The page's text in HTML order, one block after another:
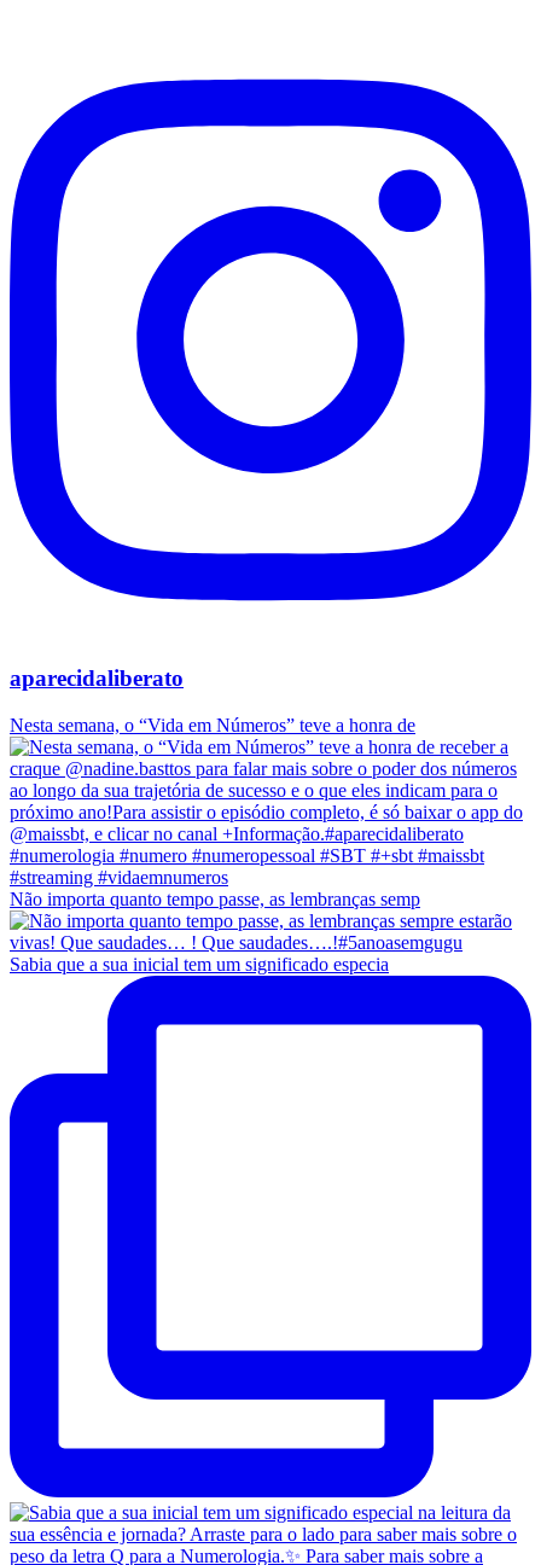
aparecidaliberato
Nesta semana, o “Vida em Números” teve a honra de
Não importa quanto tempo passe, as lembranças semp
Sabia que a sua inicial tem um significado especia